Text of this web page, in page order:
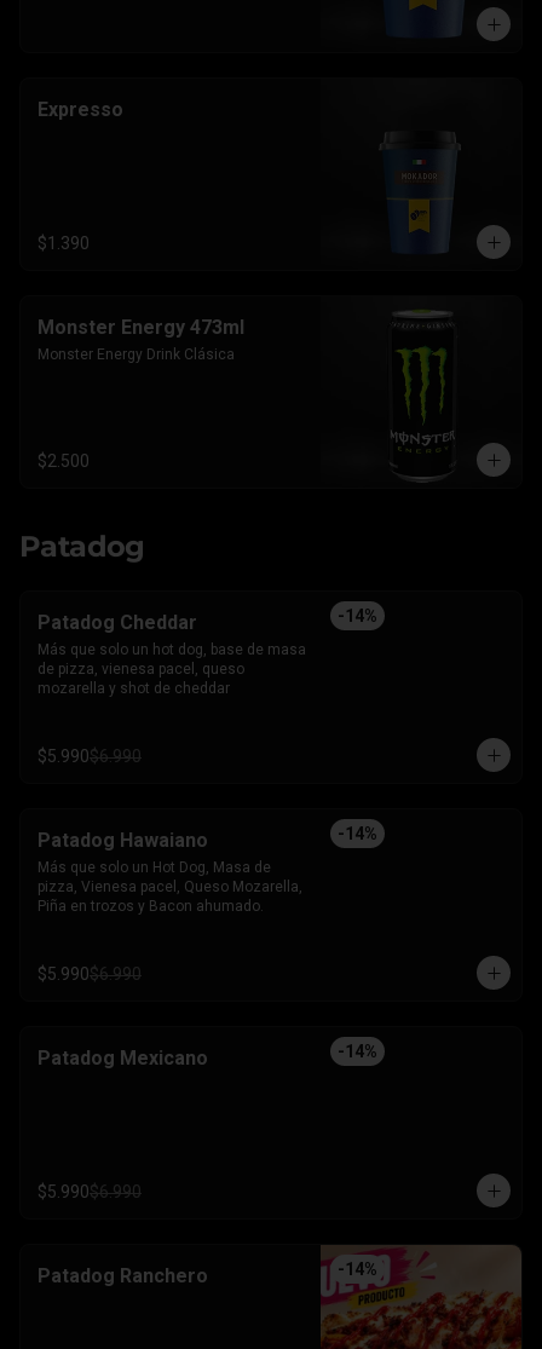
Expresso
$1.390
Monster Energy 473ml
Monster Energy Drink Clásica
$2.500
Patadog
-14%
Patadog Cheddar
Más que solo un hot dog, base de masa
de pizza, vienesa pacel, queso
mozarella y shot de cheddar
$5.990$6.990
-14%
Patadog Hawaiano
Más que solo un Hot Dog, Masa de
pizza, Vienesa pacel, Queso Mozarella,
Piña en trozos y Bacon ahumado.
$5.990$6.990
-14%
Patadog Mexicano
$5.990$6.990
-14%
Patadog Ranchero